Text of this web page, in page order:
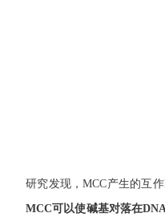
研究发现，MCC产生的互
MCC可以使碱基对落在